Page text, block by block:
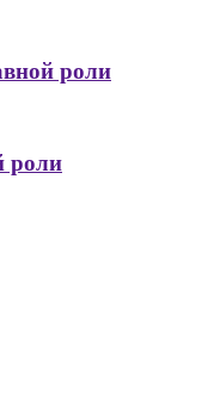
роли
роли